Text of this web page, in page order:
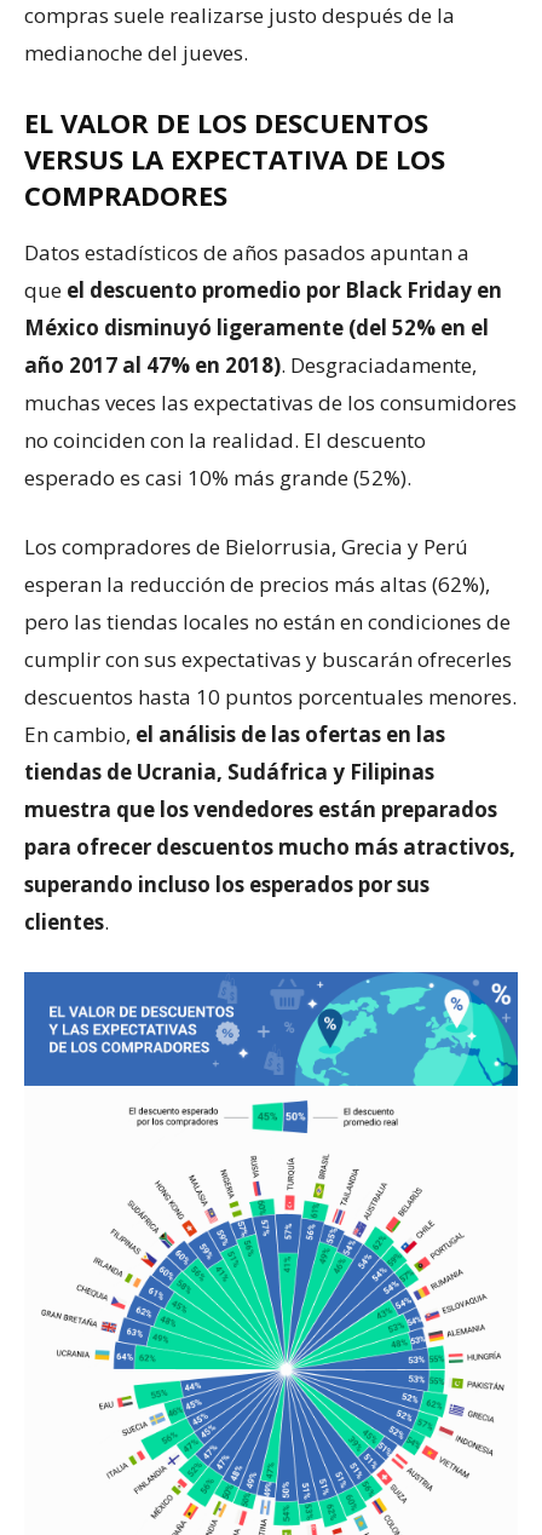
compras suele realizarse justo después de la
medianoche del jueves.
EL VALOR DE LOS DESCUENTOS
VERSUS LA EXPECTATIVA DE LOS
COMPRADORES
Datos estadísticos de años pasados apuntan a
que el descuento promedio por Black Friday en
México disminuyó ligeramente (del 52% en el
año 2017 al 47% en 2018). Desgraciadamente,
muchas veces las expectativas de los consumidores
no coinciden con la realidad. El descuento
esperado es casi 10% más grande (52%).
Los compradores de Bielorrusia, Grecia y Perú
esperan la reducción de precios más altas (62%),
pero las tiendas locales no están en condiciones de
cumplir con sus expectativas y buscarán ofrecerles
descuentos hasta 10 puntos porcentuales menores.
En cambio, el análisis de las ofertas en las
tiendas de Ucrania, Sudáfrica y Filipinas
muestra que los vendedores están preparados
para ofrecer descuentos mucho más atractivos,
superando incluso los esperados por sus
clientes.